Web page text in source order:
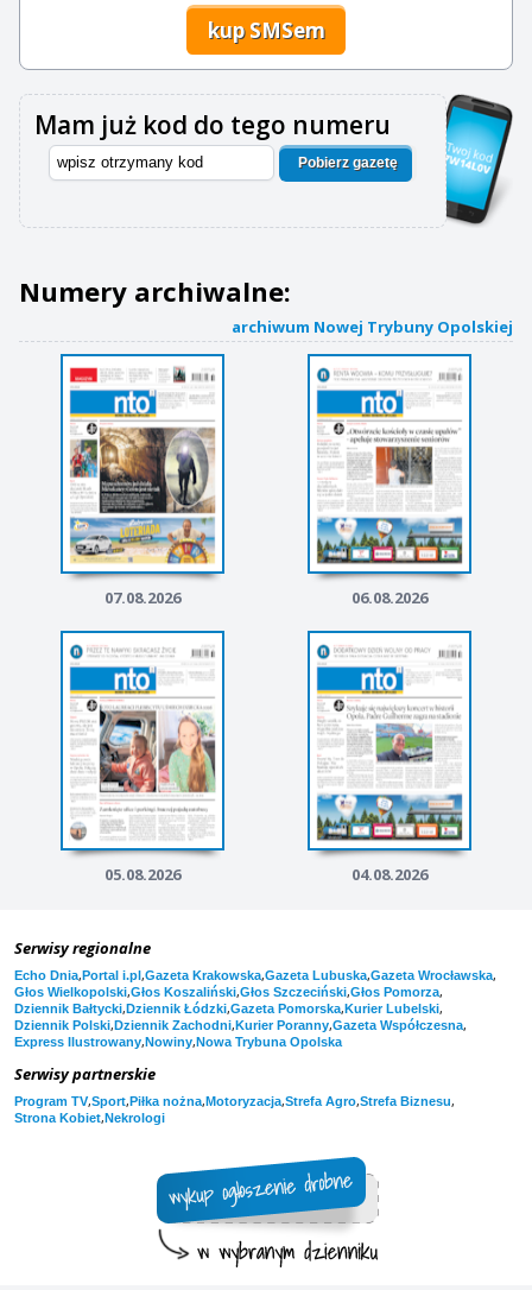
kup SMSem
Mam już kod do tego numeru
Pobierz gazetę
Numery archiwalne:
archiwum Nowej Trybuny Opolskiej
07.08.2026 06.08.2026
05.08.2026 04.08.2026
Serwisy regionalne
Echo Dnia,Portal i.pl,Gazeta Krakowska,Gazeta Lubuska,Gazeta Wrocławska,
Głos Wielkopolski,Głos Koszaliński,Głos Szczeciński,Głos Pomorza,
Dziennik Bałtycki,Dziennik Łódzki,Gazeta Pomorska,Kurier Lubelski,
Dziennik Polski,Dziennik Zachodni,Kurier Poranny,Gazeta Współczesna,
Express Ilustrowany,Nowiny,Nowa Trybuna Opolska
Serwisy partnerskie
Program TV,Sport,Piłka nożna,Motoryzacja,Strefa Agro,Strefa Biznesu,
Strona Kobiet,Nekrologi